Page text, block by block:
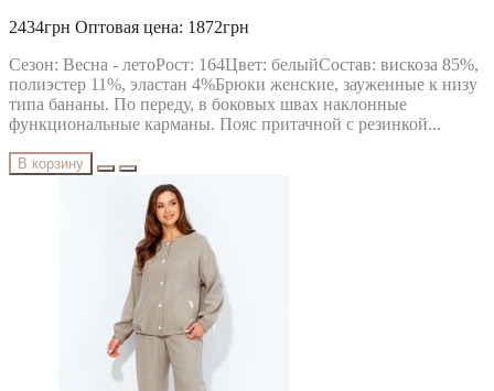
2434грн Оптовая цена: 1872грн
Сезон: Весна - летоРост: 164Цвет: белыйСостав: вискоза 85%,
полиэстер 11%, эластан 4%Брюки женские, зауженные к низу
типа бананы. По переду, в боковых швах наклонные
функциональные карманы. Пояс притачной с резинкой...
В корзину